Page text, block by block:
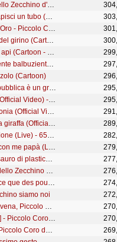
Piccolo Coro Antoniano - I Cartoni dello Zecchino d'Oro - Volume 7
Piccolo Coro dell'Antoniano - Non capisci un tubo (Cartoon)
Zitto e mosca! (live) - 66° Zecchino d'Oro - Piccolo Coro dell'Antoniano
Piccolo Coro dell'Antoniano - L'inno del girino (Cartoon)
Piccolo Coro dell'Antoniano - Viva le api (Cartoon - 68° Zecchino d'Oro)
Piccolo Coro dell'Antoniano - Il serpente balbuziente (Cartoon) - 63° Zecchino d'Oro
(Cartoon)
Piccolo Coro dell'Antoniano - La Repubblica è un grande coro (Official video)
Cha cha cha del gatto nella scatola (Official Video) - 63° Zecchino d'Oro
Piccolo Coro dell'Antoniano - Amazzonia (Official Video) ft. Orietta Berti
Piccolo Coro dell'Antoniano - Raffa la giraffa (Official video - 68° Zecchino d'Oro)
Piccolo Coro dell'Antoniano - Il maglione (Live) - 65° Zecchino d'Oro
Piccolo Coro dell'Antoniano - Gioca con me papà (Live) - 65° Zecchino d'Oro
Piccolo Coro dell'Antoniano - Il dinosauro di plastica (Il dinosauro babydance)
Mister Spazzolino - Le Baby Dance dello Zecchino d'Oro
Piccolo Coro dell'Antoniano - Le parce que des pourquoi (Cartoon)
siamo noi
Il Segreto (per Mariele) - Cristina D'Avena, Piccolo Coro & Verdi Note dell'Antoniano di Bologna
52° Zecchino d'Oro 2009 [Full Album] - Piccolo Coro Antoniano
Ballano (live) - 66° Zecchino d'Oro - Piccolo Coro dell'Antoniano